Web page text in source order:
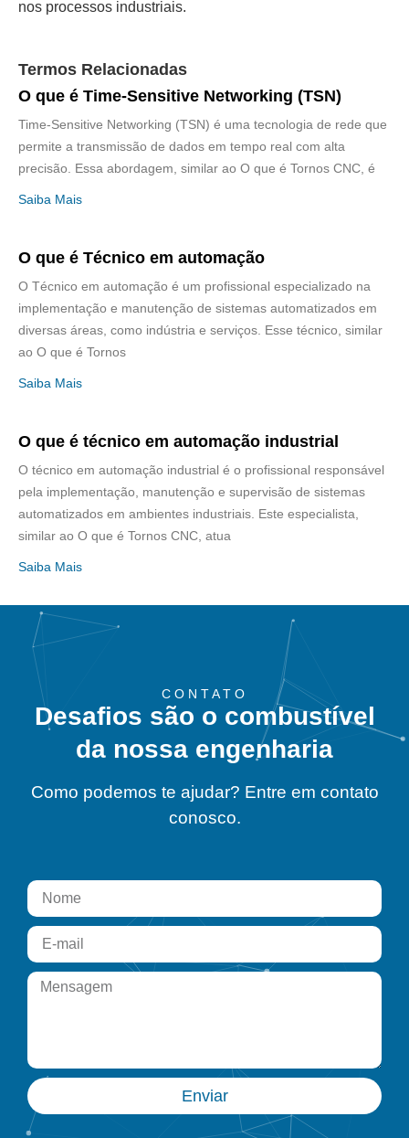
nos processos industriais.
Termos Relacionadas
O que é Time-Sensitive Networking (TSN)
Time-Sensitive Networking (TSN) é uma tecnologia de rede que
permite a transmissão de dados em tempo real com alta
precisão. Essa abordagem, similar ao O que é Tornos CNC, é
Saiba Mais
O que é Técnico em automação
O Técnico em automação é um profissional especializado na
implementação e manutenção de sistemas automatizados em
diversas áreas, como indústria e serviços. Esse técnico, similar
ao O que é Tornos
Saiba Mais
O que é técnico em automação industrial
O técnico em automação industrial é o profissional responsável
pela implementação, manutenção e supervisão de sistemas
automatizados em ambientes industriais. Este especialista,
similar ao O que é Tornos CNC, atua
Saiba Mais
CONTATO
Desafios são o combustível
da nossa engenharia
Como podemos te ajudar? Entre em contato
conosco.
Enviar